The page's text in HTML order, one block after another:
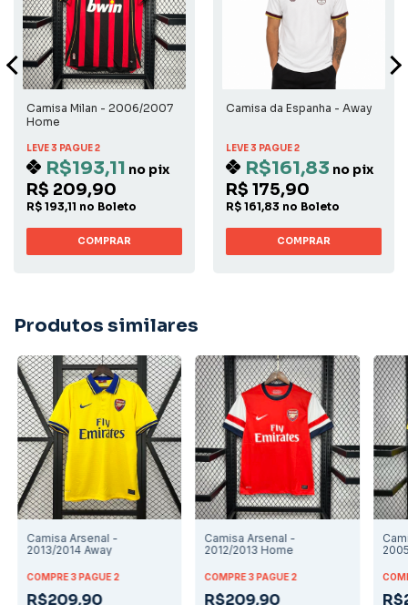
Camisa Milan - 2006/2007
Home
LEVE 3 PAGUE 2
R$193,11 no pix
R$ 209,90
R$ 193,11 no Boleto
COMPRAR
Camisa da Espanha - Away
LEVE 3 PAGUE 2
R$161,83 no pix
R$ 175,90
R$ 161,83 no Boleto
COMPRAR
Produtos similares
Camisa Arsenal -
2013/2014 Away
COMPRE 3 PAGUE 2
R$209,90
Camisa Arsenal -
2012/2013 Home
COMPRE 3 PAGUE 2
R$209,90